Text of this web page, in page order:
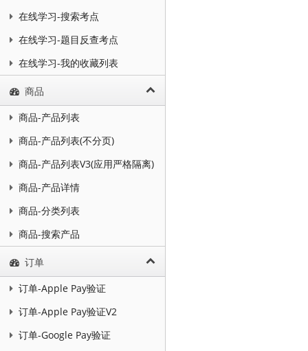
在线学习-搜索考点
在线学习-题目反查考点
在线学习-我的收藏列表
商品
商品-产品列表
商品-产品列表(不分页)
商品-产品列表V3(应用严格隔离)
商品-产品详情
商品-分类列表
商品-搜索产品
订单
订单-Apple Pay验证
订单-Apple Pay验证V2
订单-Google Pay验证